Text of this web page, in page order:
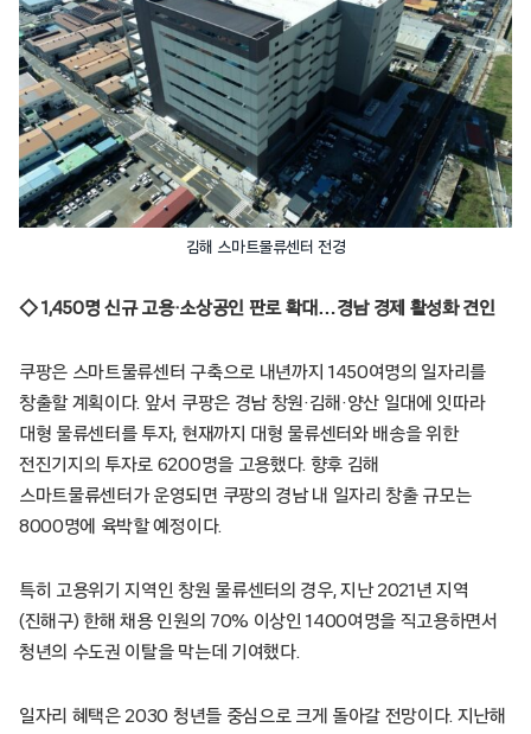
김해 스마트물류센터 전경
◇ 1,450명 신규 고용·소상공인 판로 확대…경남 경제 활성화 견인
쿠팡은 스마트물류센터 구축으로 내년까지 1450여명의 일자리를
창출할 계획이다. 앞서 쿠팡은 경남 창원·김해·양산 일대에 잇따라
대형 물류센터를 투자, 현재까지 대형 물류센터와 배송을 위한
전진기지의 투자로 6200명을 고용했다. 향후 김해
스마트물류센터가 운영되면 쿠팡의 경남 내 일자리 창출 규모는
8000명에 육박할 예정이다.
특히 고용위기 지역인 창원 물류센터의 경우, 지난 2021년 지역
(진해구) 한해 채용 인원의 70% 이상인 1400여명을 직고용하면서
청년의 수도권 이탈을 막는데 기여했다.
일자리 혜택은 2030 청년들 중심으로 크게 돌아갈 전망이다. 지난해